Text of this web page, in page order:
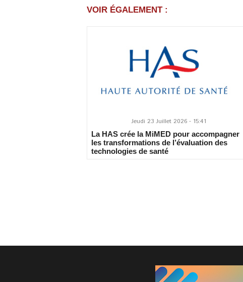
VOIR ÉGALEMENT :
Jeudi 23 Juillet 2026 - 15:41
La HAS crée la MiMED pour accompagner
les transformations de l’évaluation des
technologies de santé